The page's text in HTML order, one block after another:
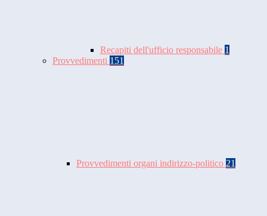
Recapiti dell'ufficio responsabile 1
Provvedimenti 151
Provvedimenti organi indirizzo-politico 21